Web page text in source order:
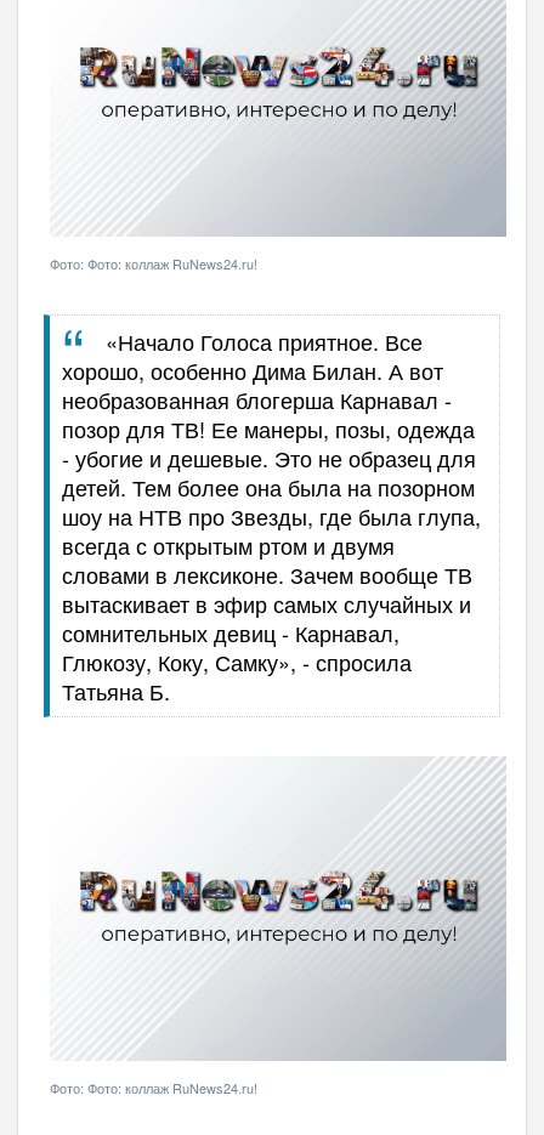
Фото: Фото: коллаж RuNews24.ru!
«Начало Голоса приятное. Все
хорошо, особенно Дима Билан. А вот
необразованная блогерша Карнавал -
позор для ТВ! Ее манеры, позы, одежда
- убогие и дешевые. Это не образец для
детей. Тем более она была на позорном
шоу на НТВ про Звезды, где была глупа,
всегда с открытым ртом и двумя
словами в лексиконе. Зачем вообще ТВ
вытаскивает в эфир самых случайных и
сомнительных девиц - Карнавал,
Глюкозу, Коку, Самку», - спросила
Татьяна Б.
Фото: Фото: коллаж RuNews24.ru!